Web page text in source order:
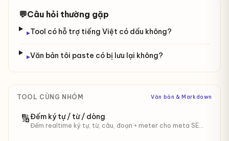
💬Câu hỏi thường gặp
▸Tool có hỗ trợ tiếng Việt có dấu không?
▸Văn bản tôi paste có bị lưu lại không?
TOOL CÙNG NHÓM Văn bản & Markdown
🔢Đếm ký tự / từ / dòng
Đếm realtime ký tự, từ, câu, đoạn + meter cho meta SEO